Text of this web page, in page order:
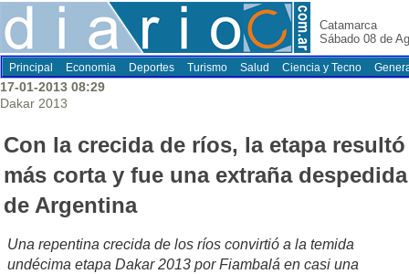
Catamarca
Sábado 08 de
Principal Economia Deportes Turismo Salud Ciencia y Tecno
17-01-2013 08:29
Dakar 2013
Con la crecida de ríos, la etapa resultó
más corta y fue una extraña despedida
de Argentina
Una repentina crecida de los ríos convirtió a la temida
undécima etapa Dakar 2013 por Fiambalá en casi una